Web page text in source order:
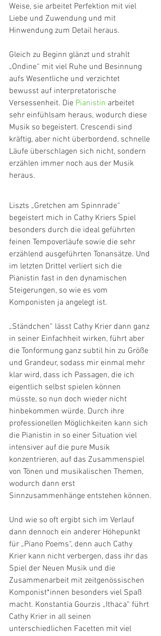
Weise, sie arbeitet Perfektion mit viel
Liebe und Zuwendung und mit
Hinwendung zum Detail heraus.
Gleich zu Beginn glänzt und strahlt
„Ondine“ mit viel Ruhe und Besinnung
aufs Wesentliche und verzichtet
bewusst auf interpretatorische
Versessenheit. Die Pianistin arbeitet
sehr einfühlsam heraus, wodurch diese
Musik so begeistert. Crescendi sind
kräftig, aber nicht überbordend, schnelle
Läufe überschlagen sich nicht, sondern
erzählen immer noch aus der Musik
heraus.
Liszts „Gretchen am Spinnrade“
begeistert mich in Cathy Kriers Spiel
besonders durch die ideal geführten
feinen Tempoverläufe sowie die sehr
erzählend ausgeführten Tonansätze. Und
im letzten Drittel verliert sich die
Pianistin fast in den dynamischen
Steigerungen, so wie es vom
Komponisten ja angelegt ist.
„Ständchen“ lässt Cathy Krier dann ganz
in seiner Einfachheit wirken, führt aber
die Tonformung ganz subtil hin zu Größe
und Grandeur, sodass mir einmal mehr
klar wird, dass ich Passagen, die ich
eigentlich selbst spielen können
müsste, so nun doch wieder nicht
hinbekommen würde. Durch ihre
professionellen Möglichkeiten kann sich
die Pianistin in so einer Situation viel
intensiver auf die pure Musik
konzentrieren, auf das Zusammenspiel
von Tönen und musikalischen Themen,
wodurch dann erst
Sinnzusammenhänge entstehen können.
Und wie so oft ergibt sich im Verlauf
dann dennoch ein anderer Höhepunkt
für „Piano Poems“, denn auch Cathy
Krier kann nicht verbergen, dass ihr das
Spiel der Neuen Musik und die
Zusammenarbeit mit zeitgenössischen
Komponist*innen besonders viel Spaß
macht. Konstantia Gourzis „Ithaca“ führt
Cathy Krier in all seinen
unterschiedlichen Facetten mit viel